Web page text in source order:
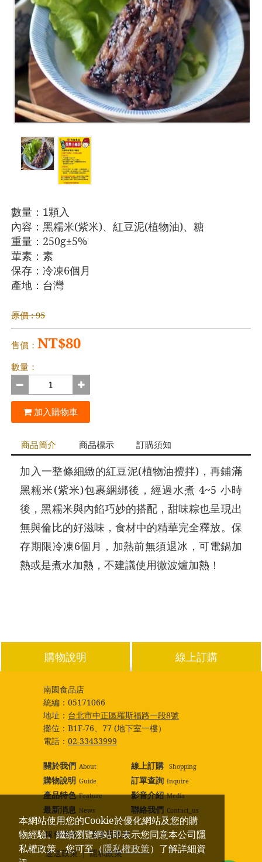
本網站使用您的Cookie於優化網站及您的購
物經驗。繼續瀏覽網站即表示您同意本公司隱
私權政策，您可至（隱私權政策）了解詳細資
數量：1顆入
內容：黑糯米(紫米)、紅豆泥(植物油)、糖
重量：250g±5%
葷素：素
保存：冷凍6個月
產地：台灣
原價 : 95
售價：NT$80
數量：
加入購物車
商品簡介 商品標示 訂購須知
加入一整條細緻的紅豆泥(植物油攪拌)，再鋪滿
黑糯米(紫米)包裹綑綁後，經過水煮 4~5 小時
後，黑糯米與內餡巧妙的搭配，甜味粽也呈現出
無與倫比的好滋味，食材中的精華完全釋放。保
存期限冷凍6個月，加熱前無須退冰，可電鍋加
熱或是煮水加熱，不建議使用微波爐加熱！
購物說明 線上訂購
南園食品店
統編： 05171066
地址： 台北市中正區羅斯福路一段8號
攤位： B1F-76、77 (地下室一樓）
電話： 02-33433999
關於我們 About 線上訂購 Shopping
購物說明 Guide 訂單查詢 Inquire
產品特色 Feature 影音介紹 Media
最新消息 News 聯絡我們 Contact_us
服務條款｜退換貨政策
運送政策｜隱私政策